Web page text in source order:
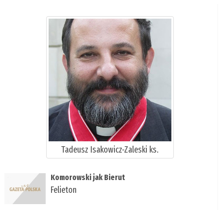
Tadeusz Isakowicz-Zaleski ks.
Komorowski jak Bierut
Felieton